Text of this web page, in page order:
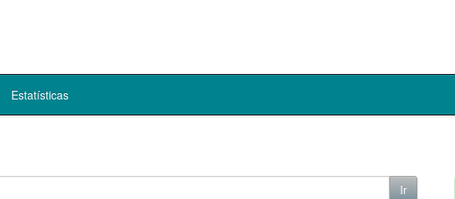
Estatísticas